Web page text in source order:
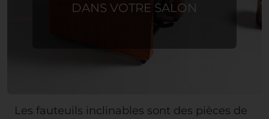
DANS VOTRE SALON
Les fauteuils inclinables sont des pièces de